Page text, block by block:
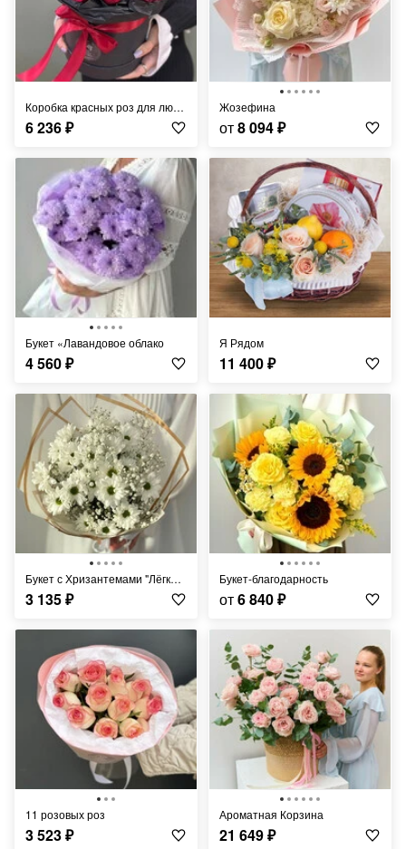
Коробка красных роз для любимой
6 236₽
Жозефина
от8 094₽
Букет «Лавандовое облако
4 560₽
Я Рядом
11 400₽
Букет с Хризантемами "Лёгкий Ветерок"
3 135₽
Букет-благодарность
от6 840₽
11 розовых роз
3 523₽
Ароматная Корзина
21 649₽